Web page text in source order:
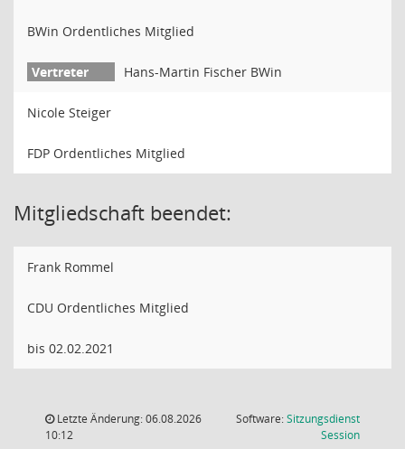
BWin Ordentliches Mitglied
Hans-Martin Fischer BWin
Nicole Steiger
FDP Ordentliches Mitglied
Mitgliedschaft beendet:
Frank Rommel
CDU Ordentliches Mitglied
bis 02.02.2021
Letzte Änderung: 06.08.2026
10:12
Software:Sitzungsdienst
Session(Wird in